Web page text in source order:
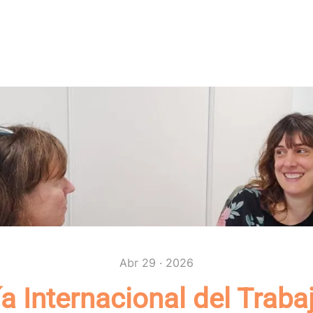
Abr 29 · 2026
Internacional del